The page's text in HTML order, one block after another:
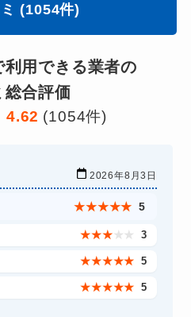
(1054件)
用できる業者の
総合評価
4.62 (1054件)
2026年8月3日
★★★★★ 5
★★★ ★ ★ 3
★★★★★ 5
★★★★★ 5